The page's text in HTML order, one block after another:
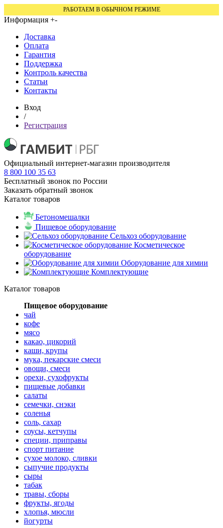
РАБОТАЕМ В ОБЫЧНОМ РЕЖИМЕ
Информация +-
Доставка
Оплата
Гарантия
Поддержка
Контроль качества
Статьи
Контакты
Вход
/
Регистрация
Официальный интернет-магазин производителя
8 800 100 35 63
Бесплатный звонок по России
Заказать обратный звонок
Каталог товаров
Бетономешалки
Пищевое оборудование
Сельхоз оборудование
Косметическое
оборудование
Оборудование для химии
Комплектующие
Каталог товаров
Пищевое оборудование
чай
кофе
мясо
какао, цикорий
каши, крупы
мука, пекарские смеси
овощи, смеси
орехи, сухофрукты
пищевые добавки
салаты
семечки, снэки
соленья
соль, сахар
соусы, кетчупы
специи, приправы
спорт питание
сухое молоко, сливки
сыпучие продукты
сыры
табак
травы, сборы
фрукты, ягоды
хлопья, мюсли
йогурты